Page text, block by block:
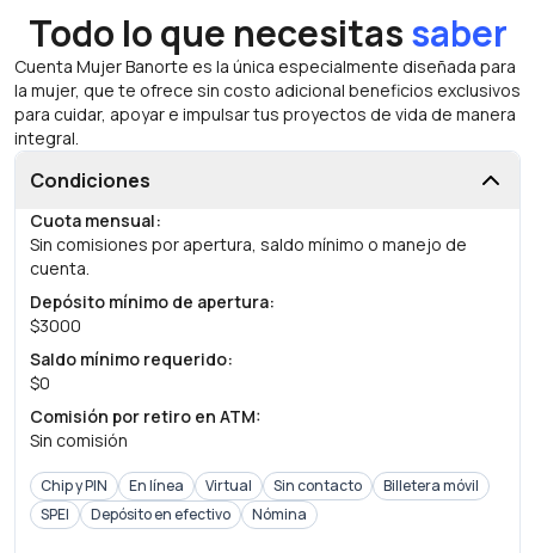
Todo lo que necesitassaber
Cuenta Mujer Banorte es la única especialmente diseñada para
la mujer, que te ofrece sin costo adicional beneficios exclusivos
para cuidar, apoyar e impulsar tus proyectos de vida de manera
integral.
Condiciones
Cuota mensual:
Sin comisiones por apertura, saldo mínimo o manejo de
cuenta.
Depósito mínimo de apertura:
$3000
Saldo mínimo requerido:
$0
Comisión por retiro en ATM:
Sin comisión
Chip y PIN En línea Virtual Sin contacto
Billetera móvil
SPEI
Depósito en efectivo Nómina